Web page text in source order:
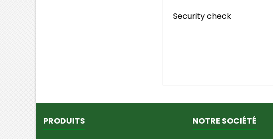
Security check
PRODUITS NOTRE SOCIÉTÉ